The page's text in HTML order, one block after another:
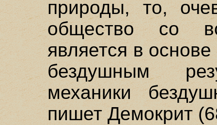
природы, то,
общество со
является в
бездушным
механики
пишет Демокрит